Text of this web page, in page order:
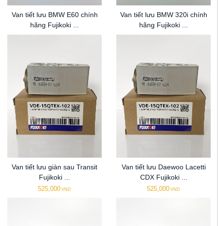
Van tiết lưu BMW E60 chính
hãng Fujikoki ...
Van tiết lưu BMW 320i chính
hãng Fujikoki ...
Van tiết lưu giàn sau Transit
Fujikoki ...
525,000 VND
Van tiết lưu Daewoo Lacetti
CDX Fujikoki ...
525,000 VND